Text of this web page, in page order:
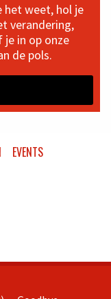
het weet, hol je
verandering,
je in op onze
de pols.
EVENTS